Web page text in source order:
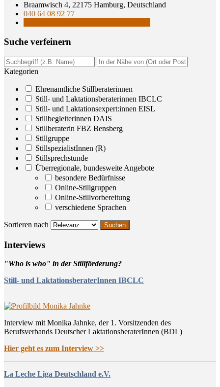
Braamwisch 4, 22175 Hamburg, Deutschland
040 64 08 92 77
Suche ver­fei­nern
Kategorien
Ehrenamtliche Stillberaterinnen
Still- und Laktationsberaterinnen IBCLC
Still- und Laktationsexpert:innen EISL
Stillbegleiterinnen DAIS
Stillberaterin FBZ Bensberg
Stillgruppe
StillspezialistInnen (R)
Stillsprechstunde
Überregionale, bundesweite Angebote
besondere Bedürfnisse
Online-Stillgruppen
Online-Stillvorbereitung
verschiedene Sprachen
Sortieren nach
Inter­views
"Who is who" in der Stillförderung?
Still- und LaktationsberaterInnen IBCLC
Interview mit Monika Jahnke, der 1. Vorsitzenden des
Berufsverbands Deutscher LaktationsberaterInnen (BDL)
Hier geht es zum Interview >>
La Leche Liga Deutschland e.V.